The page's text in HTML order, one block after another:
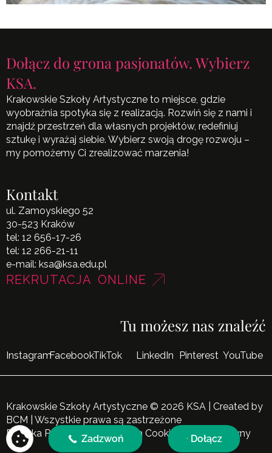
Dołącz do grona pasjonatów. Wybierz
KSA.
Krakowskie Szkoły Artystyczne to miejsce, gdzie
wyobraźnia spotyka się z realizacją. Rozwiń się z nami i
znajdź przestrzeń dla własnych projektów, redefiniuj
sztukę i wyrażaj siebie. Wybierz swoją drogę rozwoju –
my pomożemy Ci zrealizować marzenia!
Kontakt
ul. Zamoyskiego 52
30-523 Kraków
tel: 12 656-17-26
tel: 12 266-21-11
e-mail: ksa@ksa.edu.pl
REKRUTACJA ONLINE
Tu możesz nas znaleźć
InstagramFacebookTikTok LinkedIn Pinterest YouTube
Krakowskie Szkoły Artystyczne © 2026 KSA | Created by
BCM
| Wszystkie prawa są zastrzeżone
Polityka Prywatności
Polityka Cookies Mapa Witryny
Zadzwoń Dołącz